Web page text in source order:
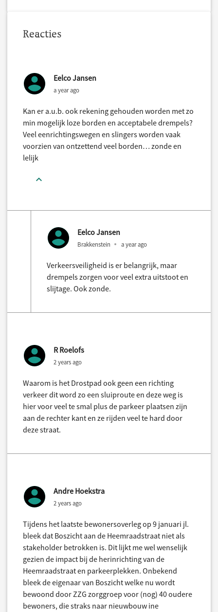
Reacties
Eelco Jansen
a year ago
Kan er a.u.b. ook rekening gehouden worden met zo
min mogelijk loze borden en acceptabele drempels?
Veel eenrichtingswegen en slingers worden vaak
voorzien van ontzettend veel borden… zonde en
lelijk
Eelco Jansen
Brakkenstein a year ago
Verkeersveiligheid is er belangrijk, maar
drempels zorgen voor veel extra uitstoot en
slijtage. Ook zonde.
R Roelofs
2 years ago
Waarom is het Drostpad ook geen een richting
verkeer dit word zo een sluiproute en deze weg is
hier voor veel te smal plus de parkeer plaatsen zijn
aan de rechter kant en ze rijden veel te hard door
deze straat.
Andre Hoekstra
2 years ago
Tijdens het laatste bewonersoverleg op 9 januari jl.
bleek dat Boszicht aan de Heemraadstraat niet als
stakeholder betrokken is. Dit lijkt me wel wenselijk
gezien de impact bij de herinrichting van de
Heemraadstraat en parkeerplekken. Onbekend
bleek de eigenaar van Boszicht welke nu wordt
bewoond door ZZG zorggroep voor (nog) 40 oudere
bewoners, die straks naar nieuwbouw ine